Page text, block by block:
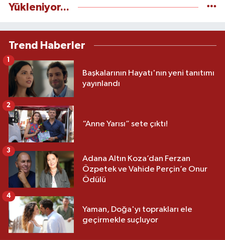
Yükleniyor...
Trend Haberler
Başkalarının Hayatı'nın yeni tanıtımı
yayınlandı
1
“Anne Yarısı” sete çıktı!
2
Adana Altın Koza’dan Ferzan
Özpetek ve Vahide Perçin’e Onur
Ödülü
3
Yaman, Doğa'yı toprakları ele
geçirmekle suçluyor
4